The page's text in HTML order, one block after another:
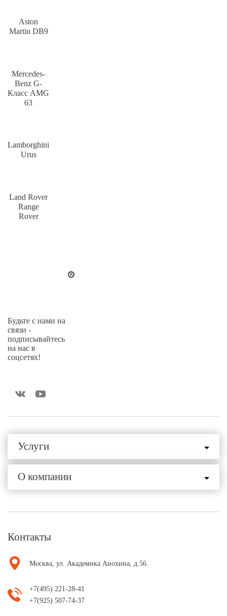
Aston
Martin DB9
Mercedes-
Benz G-
Класс AMG
63
Lamborghini
Urus
Land Rover
Range
Rover
Будьте с нами на
связи -
подписывайтесь
на нас в
соцсетях!
Услуги
О компании
Контакты
Москва, ул. Академика Анохина, д.56.
+7(495) 221-28-41
+7(925) 507-74-37